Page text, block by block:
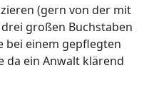
(gern von der mit
großen Buchstaben
bei einem gepflegten
da ein Anwalt klärend